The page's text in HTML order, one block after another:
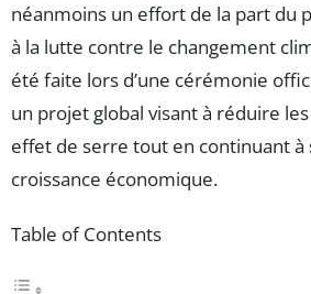
néanmoins un effort de la part du
à la lutte contre le changement
été faite lors d’une cérémonie
un projet global visant à réduire
effet de serre tout en continuant à
croissance économique.
Table of Contents